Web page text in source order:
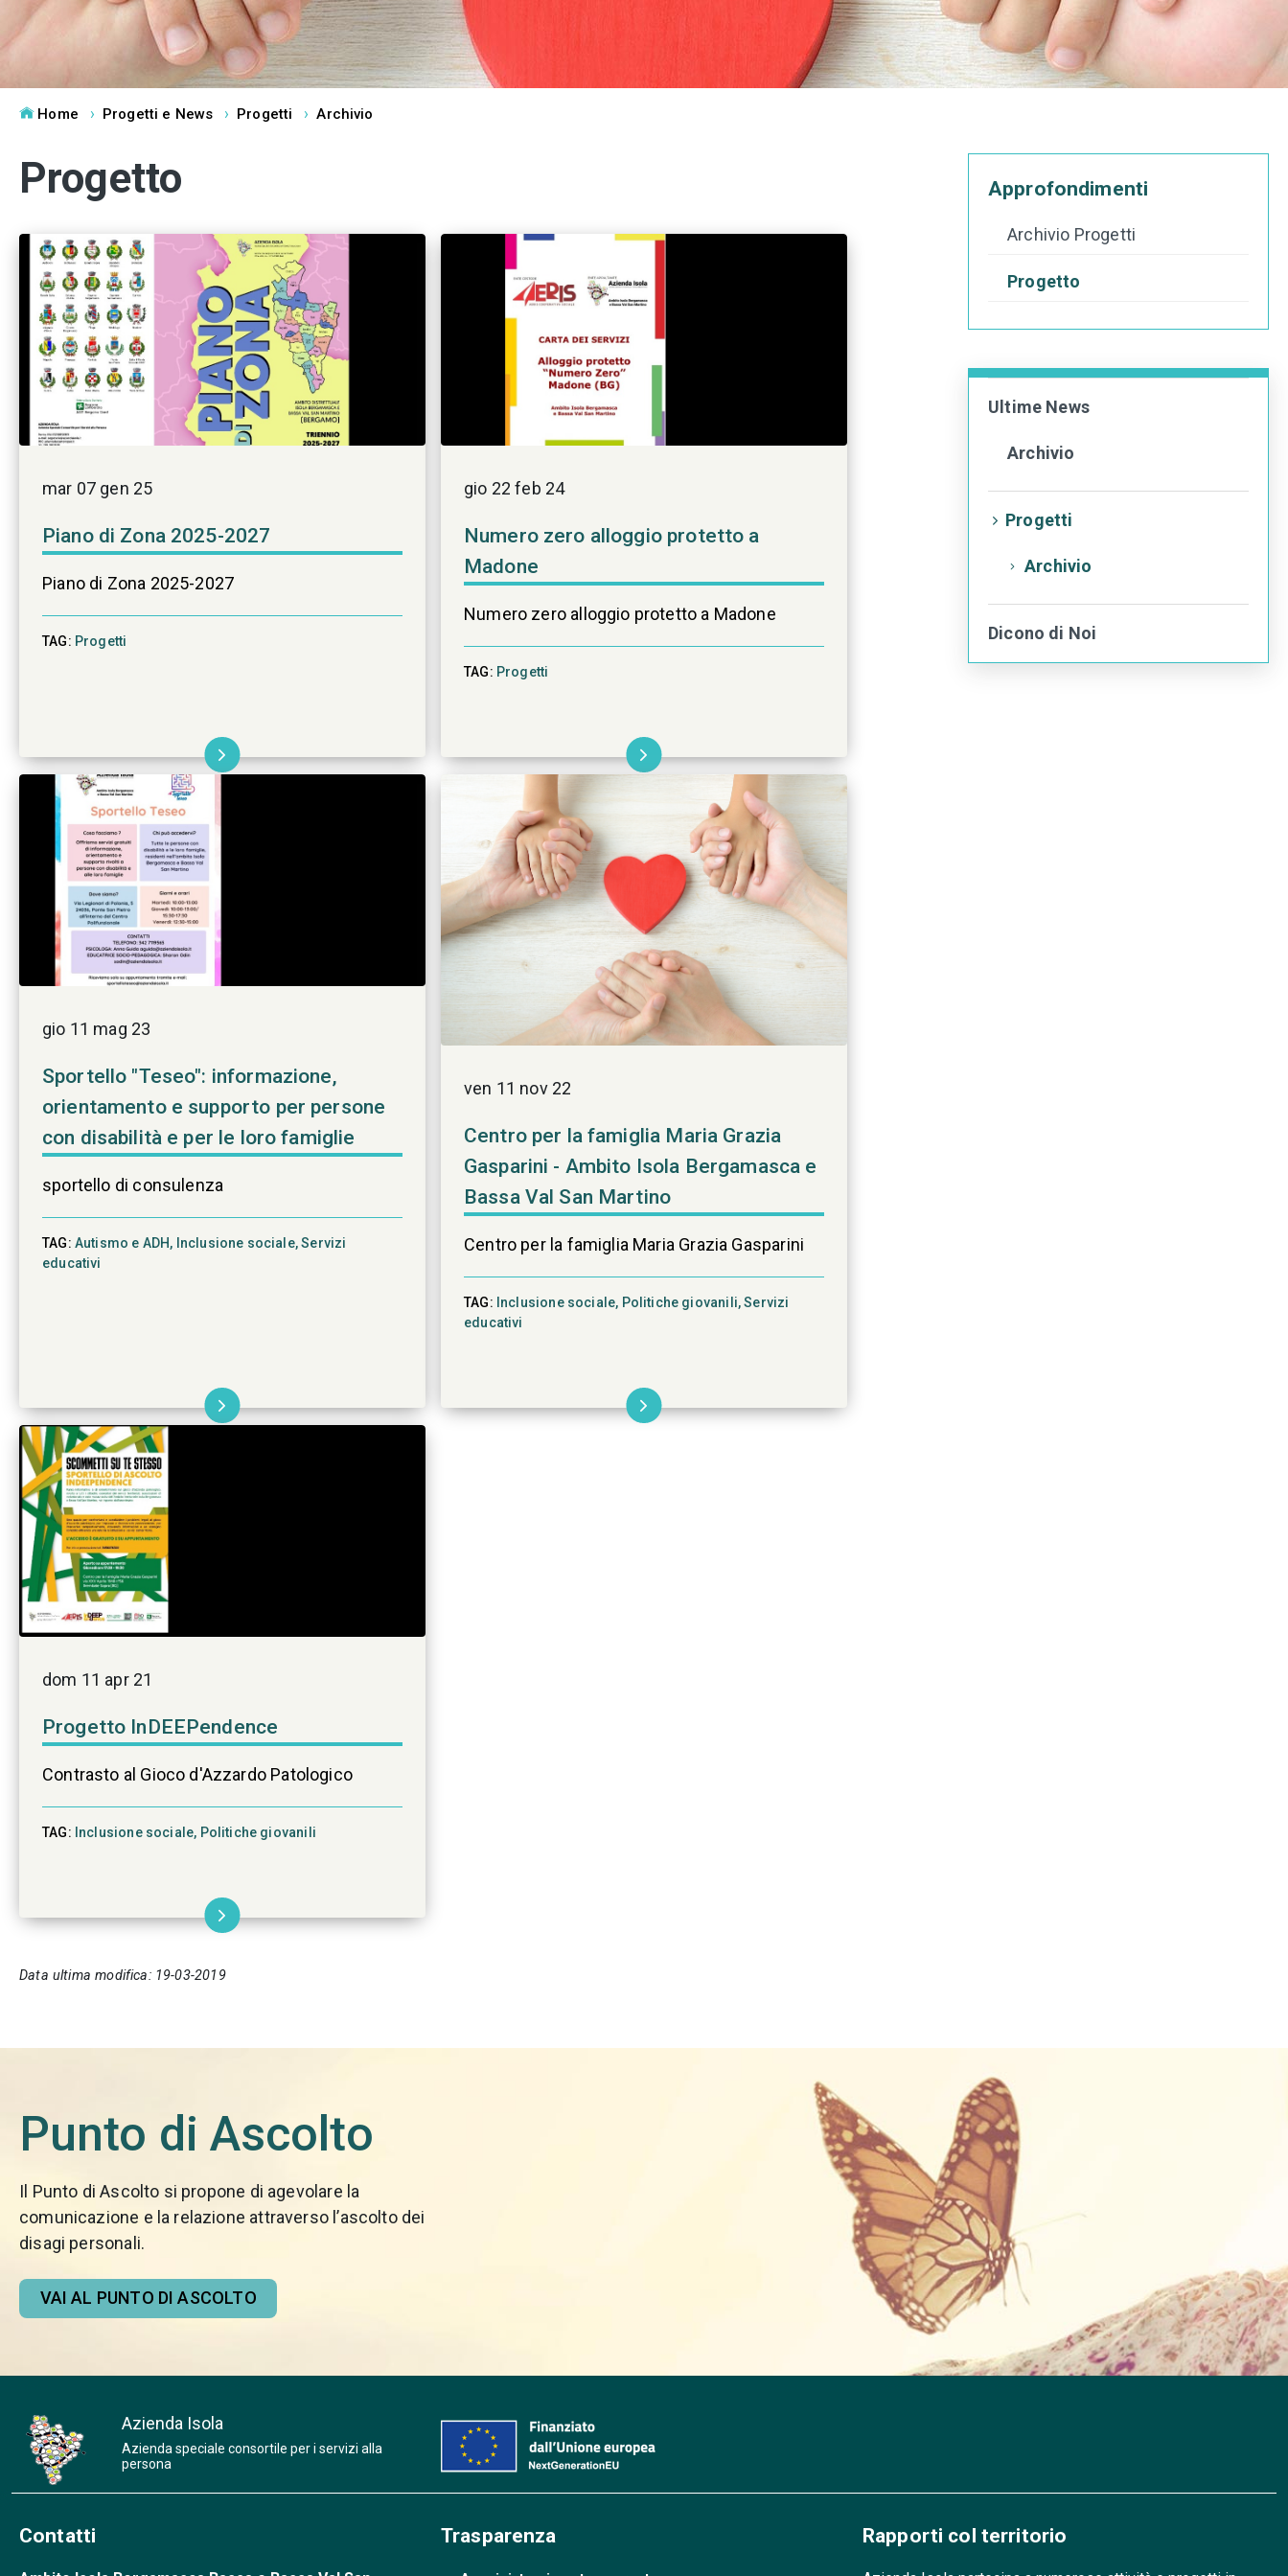
Home Progetti e News Progetti Archivio
Progetto
mar 07 gen 25
Piano di Zona 2025-2027
Piano di Zona 2025-2027
TAG: Progetti
gio 22 feb 24
Numero zero alloggio protetto a
Madone
Numero zero alloggio protetto a Madone
TAG: Progetti
gio 11 mag 23
Sportello "Teseo": informazione,
orientamento e supporto per persone
con disabilità e per le loro famiglie
sportello di consulenza
TAG: Autismo e ADH, Inclusione sociale,Servizi
educativi
ven 11 nov 22
Centro per la famiglia Maria Grazia
Gasparini - Ambito Isola Bergamasca e
Bassa Val San Martino
Centro per la famiglia Maria Grazia Gasparini
TAG: Inclusione sociale, Politiche giovanili,Servizi
educativi
dom 11 apr 21
Progetto InDEEPendence
Contrasto al Gioco d'Azzardo Patologico
TAG: Inclusione sociale, Politiche giovanili
Data ultima modifica: 19-03-2019
Approfondimenti
Archivio Progetti
Progetto
Ultime News
Archivio
Progetti
Archivio
Dicono di Noi
Punto di Ascolto
Il Punto di Ascolto si propone di agevolare la
comunicazione e la relazione attraverso l’ascolto dei
disagi personali.
VAI AL PUNTO DI ASCOLTO
Azienda Isola
Azienda speciale consortile per i servizi alla
persona
Contatti Trasparenza Rapporti col territorio